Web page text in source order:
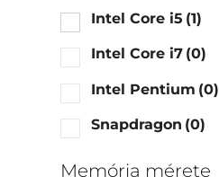
Intel Core i5 (1)
Intel Core i7 (0)
Intel Pentium (0)
Snapdragon (0)
Memória mérete